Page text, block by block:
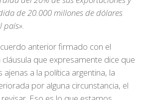
de 20.000 millones de dólares
anterior firmado con el
que expresamente dice que
ajenas a la política argentina, la
por alguna circunstancia, el